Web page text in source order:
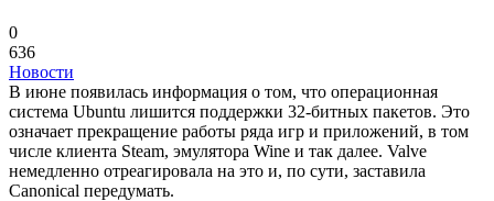
0
636
Новости
В июне появилась информация о том, что операционная
система Ubuntu лишится поддержки 32-битных пакетов. Это
означает прекращение работы ряда игр и приложений, в том
числе клиента Steam, эмулятора Wine и так далее. Valve
немедленно отреагировала на это и, по сути, заставила
Canonical передумать.